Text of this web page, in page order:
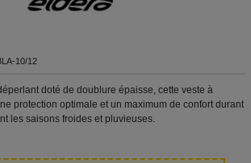
10/12
doté de doublure épaisse, cette veste à
protection optimale et un maximum de confort durant
les saisons froides et pluvieuses.